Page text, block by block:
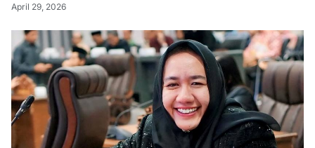
April 29, 2026